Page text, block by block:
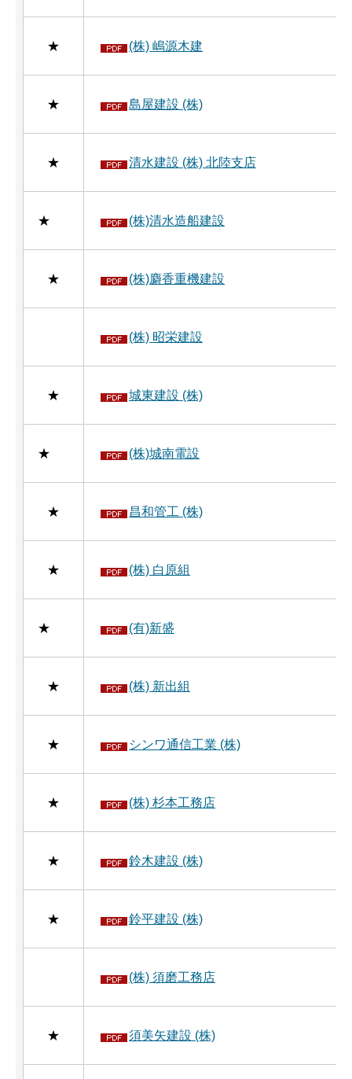
★ (株) 嶋源木建
★ 島屋建設 (株)
★ 清水建設 (株) 北陸支店
★ (株)清水造船建設
★ (株)麝香重機建設
(株) 昭栄建設
★ 城東建設 (株)
★ (株)城南電設
★ 昌和管工 (株)
★ (株) 白原組
★ (有)新盛
★ (株) 新出組
★ シンワ通信工業 (株)
★ (株) 杉本工務店
★ 鈴木建設 (株)
★ 鈴平建設 (株)
(株) 須磨工務店
★ 須美矢建設 (株)